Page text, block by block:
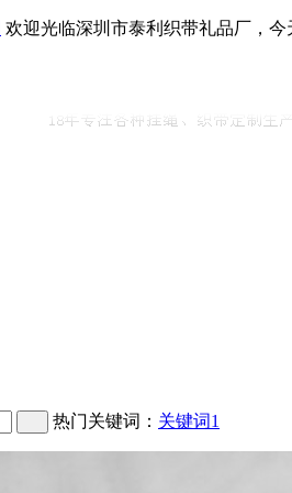
欢迎光临深圳市泰利织带礼品厂，今
热门关键词： 关键词1